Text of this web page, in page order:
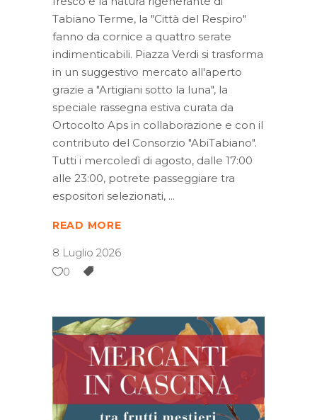
Tabiano Terme, la "Città del Respiro"
fanno da cornice a quattro serate
indimenticabili. Piazza Verdi si trasforma
in un suggestivo mercato all'aperto
grazie a "Artigiani sotto la luna", la
speciale rassegna estiva curata da
Ortocolto Aps in collaborazione e con il
contributo del Consorzio "AbiTabiano".
Tutti i mercoledì di agosto, dalle 17:00
alle 23:00, potrete passeggiare tra
espositori selezionati,
READ MORE
8 Luglio 2026
0